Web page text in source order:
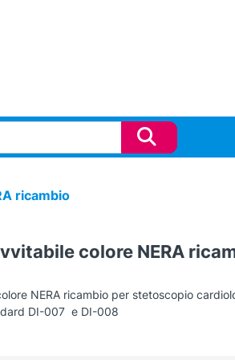
ricambio
colore NERA
NERA ricambio per stetoscopio
DI-007 e DI-008